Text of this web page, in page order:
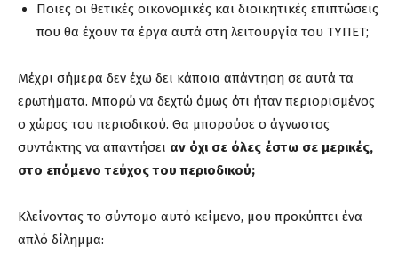
Ποιες οι θετικές οικονομικές και διοικητικές επιπτώσεις
που θα έχουν τα έργα αυτά στη λειτουργία του ΤΥΠΕΤ;
Μέχρι σήμερα δεν έχω δει κάποια απάντηση σε αυτά τα
ερωτήματα. Μπορώ να δεχτώ όμως ότι ήταν περιορισμένος
ο χώρος του περιοδικού. Θα μπορούσε ο άγνωστος
συντάκτης να απαντήσει αν όχι σε όλες έστω σε μερικές,
στο επόμενο τεύχος του περιοδικού;
Κλείνοντας το σύντομο αυτό κείμενο, μου προκύπτει ένα
απλό δίλημμα: